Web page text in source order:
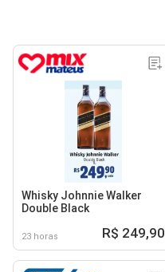
Whisky Johnnie Walker
Double Black
23 horas R$ 249,90